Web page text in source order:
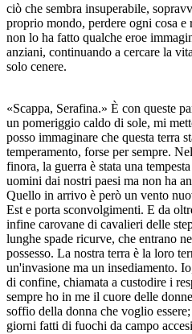
ciò che sembra insuperabile,
proprio mondo, perdere ogni cosa
non lo ha fatto qualche eroe
anziani, continuando a cercare la
solo cenere.
«Scappa, Serafina.» È con queste
un pomeriggio caldo di sole, mi
posso immaginare che questa terra
temperamento, forse per sempre.
finora, la guerra è stata una
uomini dai nostri paesi ma non ha
Quello in arrivo è però un vento
Est e porta sconvolgimenti. E da
infine carovane di cavalieri delle
lunghe spade ricurve, che entrano
possesso. La nostra terra è la loro
un'invasione ma un insediamento.
di confine, chiamata a custodire i
sempre ho in me il cuore delle
soffio della donna che voglio
giorni fatti di fuochi da campo